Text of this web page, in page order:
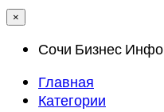
×
Сочи Бизнес Инфо
Главная
Категории